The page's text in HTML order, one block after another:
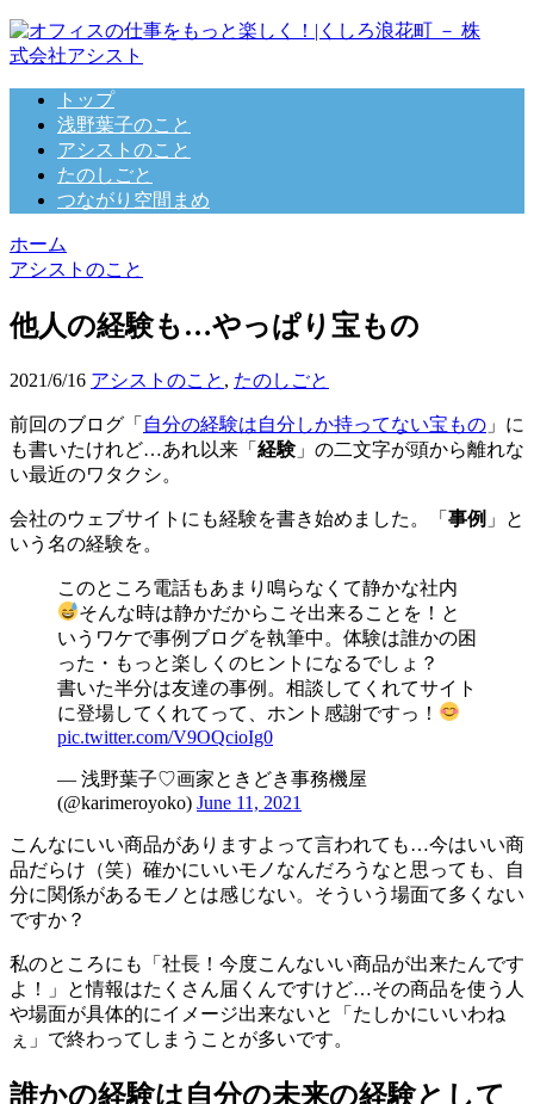
トップ
浅野葉子のこと
アシストのこと
たのしごと
つながり空間まめ
ホーム
アシストのこと
他人の経験も…やっぱり宝もの
2021/6/16 アシストのこと , たのしごと
前回のブログ「 自分の経験は自分しか持ってない宝もの 」に
も書いたけれど…あれ以来「 経験」の二文字が頭から離れな
い最近のワタクシ。
会社のウェブサイトにも経験を書き始めました。「 事例 」と
いう名の経験を。
このところ電話もあまり鳴らなくて静かな社内
そんな時は静かだからこそ出来ることを！と
いうワケで事例ブログを執筆中。体験は誰かの困
った・もっと楽しくのヒントになるでしょ？
書いた半分は友達の事例。相談してくれてサイト
に登場してくれてって、ホント感謝ですっ！
pic.twitter.com/V9OQcioIg0
— 浅野葉子♡画家ときどき事務機屋
(@karimeroyoko) June 11, 2021
こんなにいい商品がありますよって言われても…今はいい商
品だらけ（笑）確かにいいモノなんだろうなと思っても、自
分に関係があるモノとは感じない。そういう場面て多くない
ですか？
私のところにも「社長！今度こんないい商品が出来たんです
よ！」と情報はたくさん届くんですけど…その商品を使う人
や場面が具体的にイメージ出来ないと「たしかにいいわね
ぇ」で終わってしまうことが多いです。
誰かの経験は自分の未来の経験として